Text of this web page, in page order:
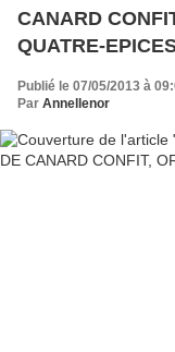
CANARD
QUATRE-
Publié le 07/05/2013 à
Par Annellenor